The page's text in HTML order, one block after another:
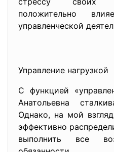
положительно
управленческой
Управление нагрузкой
С функцией
Анатольевна
Однако, на мой
эффективно
выполнить все